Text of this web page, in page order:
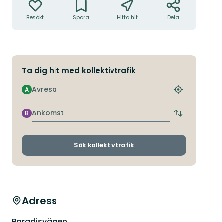
Besökt Spara Hitta hit Dela
Ta dig hit med kollektivtrafik
Avresa
A
Hitta
hållplats
Ankomst
B
Byt
och
Sök kollektivtrafik
Adress